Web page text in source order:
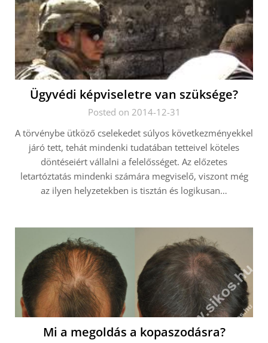
Ügyvédi képviseletre van szüksége?
Posted on 2014-12-31
A törvénybe ütköző cselekedet súlyos következményekkel
járó tett, tehát mindenki tudatában tetteivel köteles
döntéseiért vállalni a felelősséget. Az előzetes
letartóztatás mindenki számára megviselő, viszont még
az ilyen helyzetekben is tisztán és logikusan…
Mi a megoldás a kopaszodásra?